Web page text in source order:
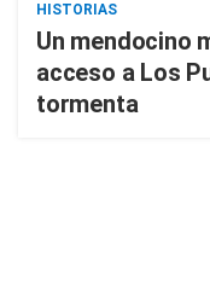
HISTORIAS
Un mendocino
acceso a Los
tormenta